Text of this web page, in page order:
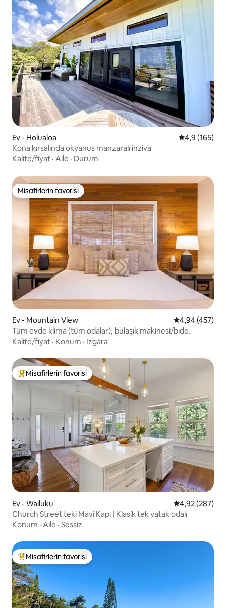
Ev - Holualoa 5 üzerinden
4,9 (165)
Kona kırsalında okyanus manzaralı inziva
Kalite/fiyat · Aile · Durum
Misafirlerin favorisi
Misafirlerin favorisi
Ev - Mountain View 5 üzerinden
4,94 (457)
Tüm evde klima (tüm odalar), bulaşık makinesi/bide.
Kalite/fiyat · Konum · Izgara
Misafirlerin favorilerinden en beğenilenler arasında
Misafirlerin favorisi
Ev - Wailuku 5 üzerinden
4,92 (287)
Church Street'teki Mavi Kapı | Klasik tek yatak odalı
Konum · Aile · Sessiz
Misafirlerin favorilerinden en beğenilenler arasında
Misafirlerin favorisi